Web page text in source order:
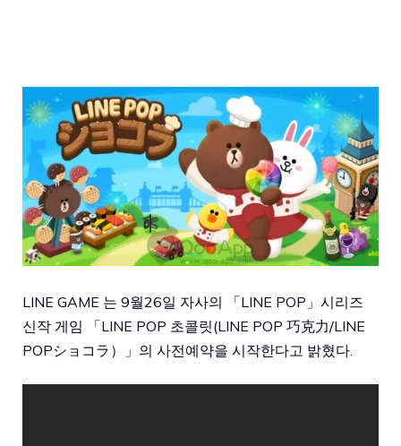
LINE GAME 는 9월26일 자사의 「LINE POP」시리즈
신작 게임 「LINE POP 초콜릿(LINE POP 巧克力/LINE
POPショコラ）」의 사전예약을 시작한다고 밝혔다.